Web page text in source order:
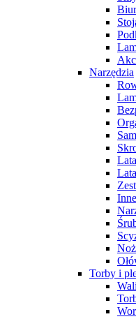
Narzędzia
Torby i